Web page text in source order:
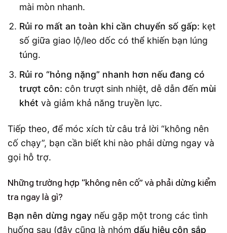
mài mòn nhanh.
Rủi ro mất an toàn khi cần chuyển số gấp: kẹt
số giữa giao lộ/leo dốc có thể khiến bạn lúng
túng.
Rủi ro “hỏng nặng” nhanh hơn nếu đang có
trượt côn: côn trượt sinh nhiệt, dễ dẫn đến mùi
khét và giảm khả năng truyền lực.
Tiếp theo, để móc xích từ câu trả lời “không nên
cố chạy”, bạn cần biết khi nào phải dừng ngay và
gọi hỗ trợ.
Những trường hợp “không nên cố” và phải dừng kiểm
tra ngay là gì?
Bạn nên dừng ngay nếu gặp một trong các tình
huống sau (đây cũng là nhóm dấu hiệu côn sắp